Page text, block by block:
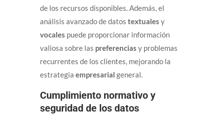
de los recursos disponibles. Además, el
análisis avanzado de datos textuales y
vocales puede proporcionar información
valiosa sobre las preferencias y problemas
recurrentes de los clientes, mejorando la
estrategia empresarial general.
Cumplimiento normativo y
seguridad de los datos